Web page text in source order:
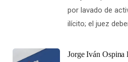
por lavado de
ilícito; el juez
Jorge Iván Ospina